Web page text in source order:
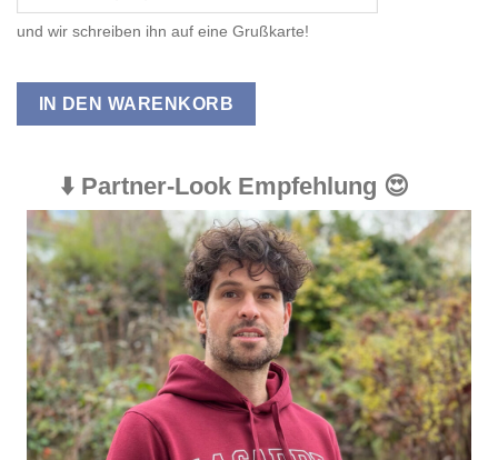
und wir schreiben ihn auf eine Grußkarte!
IN DEN WARENKORB